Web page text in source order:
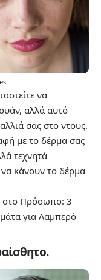
να
αλλά αυτό
σας στο ντους.
με το δέρμα σας
τεχνητά
κάνουν το δέρμα
στο Πρόσωπο: 3
για Λαμπερό